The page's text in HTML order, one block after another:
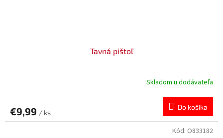
Tavná pištoľ
Skladom u dodávateľa
€9,99 / ks
Do košíka
Kód: O833182